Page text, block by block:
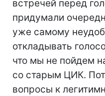
встречей перед
придумали
уже самому
откладывать
что мы не пойдем
со старым ЦИК.
вопросы к